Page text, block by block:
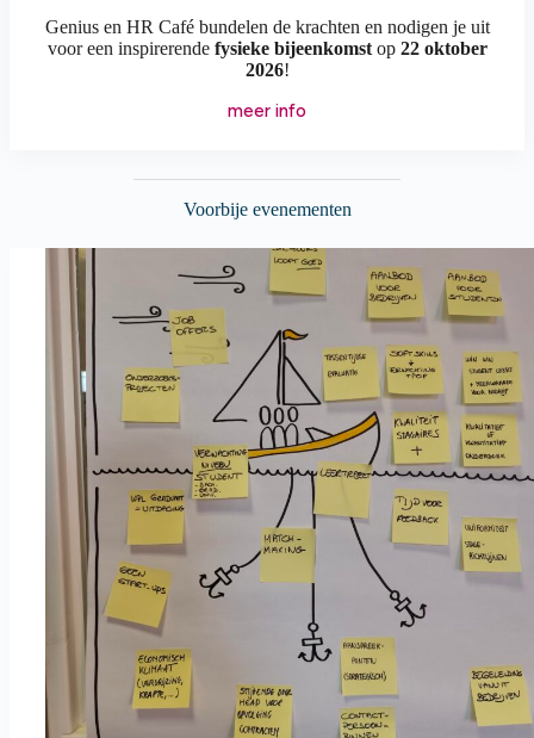
Genius en HR Café bundelen de krachten en nodigen je uit
voor een inspirerende fysieke bijeenkomstop 22 oktober
2026!
meer info
Voorbije evenementen